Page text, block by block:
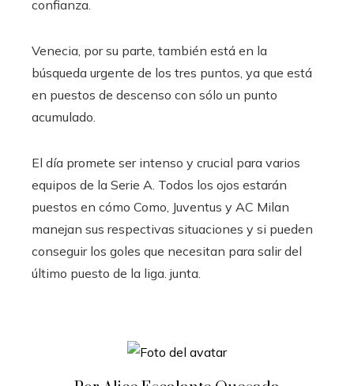
confianza.
Venecia, por su parte, también está en la
búsqueda urgente de los tres puntos, ya que está
en puestos de descenso con sólo un punto
acumulado.
El día promete ser intenso y crucial para varios
equipos de la Serie A. Todos los ojos estarán
puestos en cómo Como, Juventus y AC Milan
manejan sus respectivas situaciones y si pueden
conseguir los goles que necesitan para salir del
último puesto de la liga. junta.